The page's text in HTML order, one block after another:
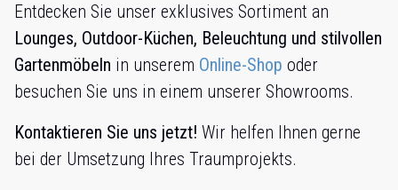
Entdecken Sie unser exklusives Sortiment an
Lounges, Outdoor-Küchen, Beleuchtung und stilvollen
Gartenmöbeln in unserem Online-Shop oder
besuchen Sie uns in einem unserer Showrooms.
Kontaktieren Sie uns jetzt! Wir helfen Ihnen gerne
bei der Umsetzung Ihres Traumprojekts.